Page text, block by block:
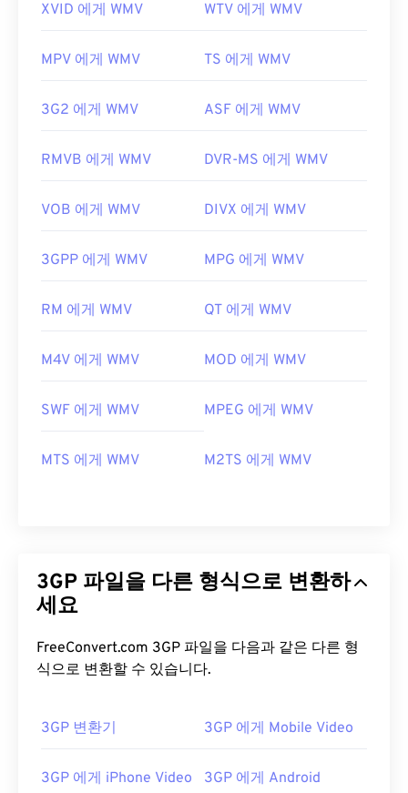
00 00 00 00
00 00 00 00
XVID 에게 WMV WTV 에게 WMV
MPV 에게 WMV TS 에게 WMV
3G2 에게 WMV ASF 에게 WMV
RMVB 에게 WMV DVR-MS 에게 WMV
VOB 에게 WMV DIVX 에게 WMV
3GPP 에게 WMV MPG 에게 WMV
RM 에게 WMV QT 에게 WMV
M4V 에게 WMV MOD 에게 WMV
SWF 에게 WMV MPEG 에게 WMV
MTS 에게 WMV M2TS 에게 WMV
3GP 파일을 다른 형식으로 변환하
세요
FreeConvert.com 3GP 파일을 다음과 같은 다른 형
식으로 변환할 수 있습니다.
3GP 변환기 3GP 에게 Mobile Video
3GP 에게 iPhone Video
3GP 에게 Android